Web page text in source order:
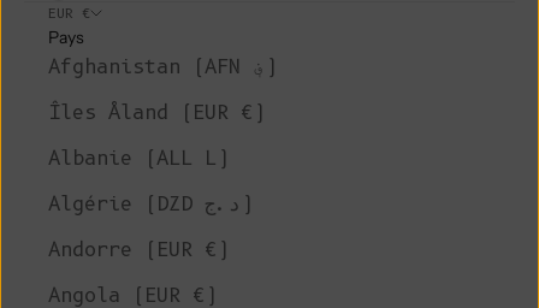
EUR €
Pays
Afghanistan (AFN ؋)
Îles Åland (EUR €)
Albanie (ALL L)
Algérie (DZD د.ج)
Andorre (EUR €)
Angola (EUR €)